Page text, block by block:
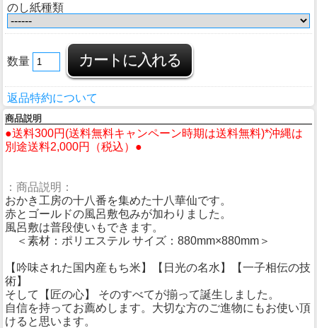
のし紙種類
数量
返品特約について
商品説明
●送料300円(送料無料キャンペーン時期は送料無料)*沖縄は
別途送料2,000円（税込）●
：商品説明：
おかき工房の十八番を集めた十八華仙です。
赤とゴールドの風呂敷包みが加わりました。
風呂敷は普段使いもできます。
＜素材：ポリエステル サイズ：880mm×880mm＞
【吟味された国内産もち米】【日光の名水】【一子相伝の技
術】
そして【匠の心】 そのすべてが揃って誕生しました。
自信を持ってお薦めします。大切な方のご進物にもお使い頂
けると思います。